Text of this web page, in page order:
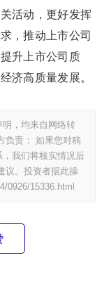
活动，更好发挥
，推动上市公司
升上市公司质
济高质量发展。
，均来自网络转
负责； 如果您对稿
我们将核实情况后
议。投资者据此操
0926/15336.html